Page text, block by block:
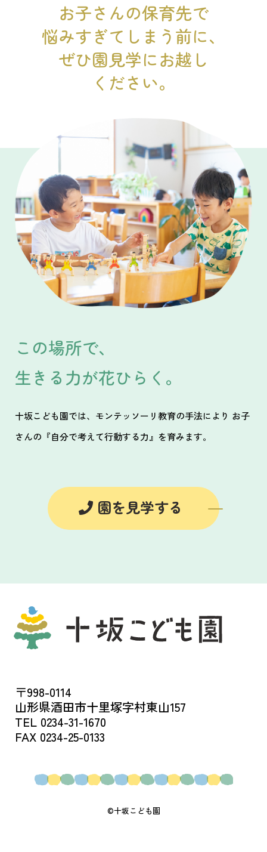
お子さんの保育先で
悩みすぎてしまう前に、
ぜひ園見学にお越し
ください。
この場所で、
生きる力が花ひらく。
十坂こども園では、モンテッソーリ教育の手法により お子
さんの『自分で考えて行動する力』を育みます。
園を見学する
〒998-0114
山形県酒田市十里塚字村東山157
TEL 0234-31-1670
FAX 0234-25-0133
©十坂こども園